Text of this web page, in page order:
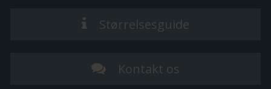
Størrelsesguide
Kontakt os